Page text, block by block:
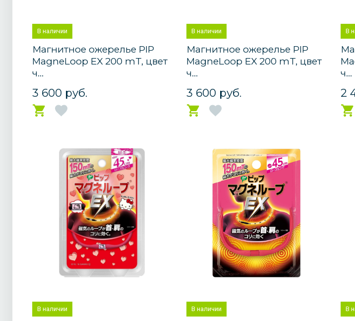
В наличии
Магнитное ожерелье PIP
MagneLoop EX 200 mT, цвет
ч...
3 600 руб.
В наличии
Магнитное ожерелье PIP
MagneLoop EX 200 mT, цвет
ч...
3 600 руб.
В
ч...
2
В наличии В наличии В